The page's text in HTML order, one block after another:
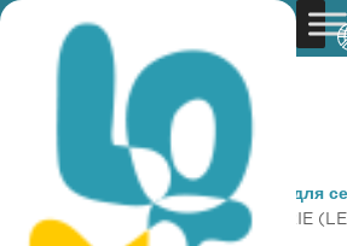
You are here: Home»Откройте для
Gastronomy
LA CROISSANTERIE